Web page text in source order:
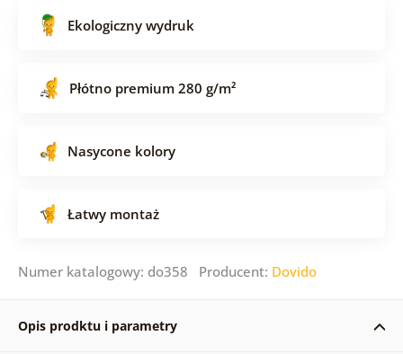
Ekologiczny wydruk
Płótno premium 280 g/m²
Nasycone kolory
Łatwy montaż
Numer katalogowy: do358 Producent: Dovido
Opis prodktu i parametry